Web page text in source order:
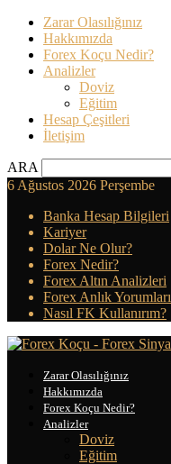
Zarar Olasılığınız
Hakkımızda
Forex Koçu Nedir?
Analizler
Doviz
Eğitim
Hesap Çeşitleri
İletişim
ARA
6 Ağustos 2026 Perşembe
Banka Hesap Bilgileri
Kariyer
Dolar Ne Olur?
Forex Nedir?
Forex Altın Analizleri
Forex Anlık Yorumları
Nasıl FK Kullanırım?
Zarar Olasılığınız
Hakkımızda
Forex Koçu Nedir?
Analizler
Doviz
Eğitim